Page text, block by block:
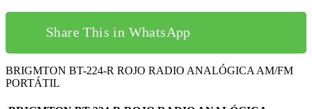
Share This in WhatsApp
BRIGMTON BT-224-R ROJO RADIO ANALÓGICA AM/FM
PORTÁTIL